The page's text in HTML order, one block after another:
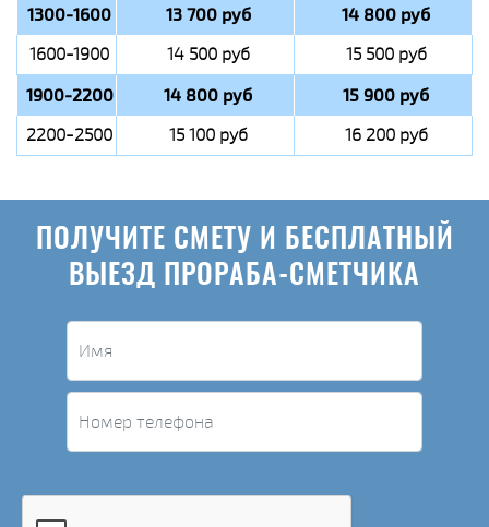
1300-1600 13 700 руб 14 800 руб
1600-1900 14 500 руб 15 500 руб
1900-2200 14 800 руб 15 900 руб
2200-2500 15 100 руб 16 200 руб
ПОЛУЧИТЕ СМЕТУ И БЕСПЛАТНЫЙ
ВЫЕЗД ПРОРАБА-СМЕТЧИКА